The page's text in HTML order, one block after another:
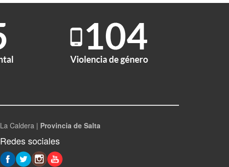
La Caldera | Provincia de Salta
Redes sociales